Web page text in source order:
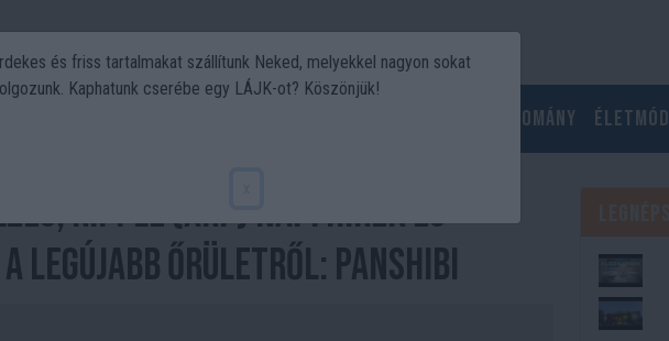
Tudomány Életmód
Ripple (XRP) napi hírek és
legújabb őrületről: Panshibi
és friss tartalmakat szállítunk Neked, melyekkel nagyon sokat
Kaphatunk cserébe egy LÁJK-ot? Köszönjük!